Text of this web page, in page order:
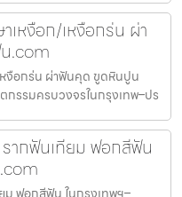
หงือก/เหงือกร่น ผ่า
.com
งือกร่น ผ่าฟันคุด ขูดหินปูน
รรมครบวงจรในกรุงเทพ–ปร
ากฟันเทียม ฟอกสีฟัน